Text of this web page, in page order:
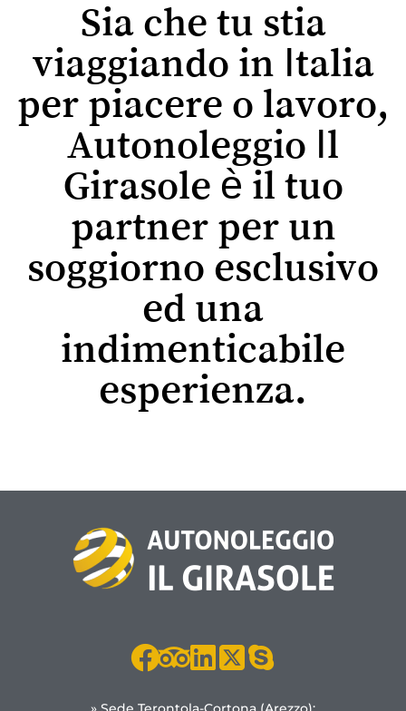
Sia che tu stia
viaggiando in Italia
per piacere o lavoro,
Autonoleggio Il
Girasole è il tuo
partner per un
soggiorno esclusivo
ed una
indimenticabile
esperienza.